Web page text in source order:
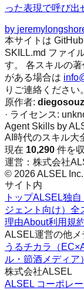
った表現で呼び出
by
本サイトは
SKILL.md ファイ
す。 各スキルの
がある場合は
りご連絡ください。
原作者:
· ライセンス:
Agent Skills by
AI時代のスキル大
現在 10,290 件を
運営：株式会社
© 2026 ALSEL Inc.
サイト内
トップALSEL独自
ジェント向け） 全
理由About利用規
ALSEL運営の他メ
うるチカラ（
ル・節酒メディア
株式会社ALSEL
ALSEL コーポレ